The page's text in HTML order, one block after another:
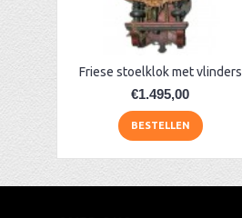
Friese stoelklok met vlinders
€1.495,00
BESTELLEN